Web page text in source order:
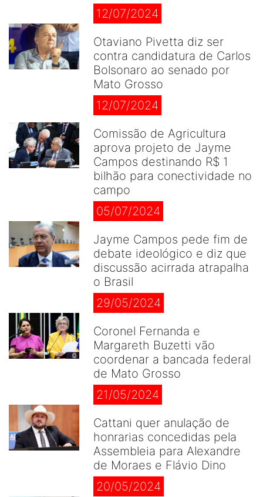
12/07/2024
Otaviano Pivetta diz ser
contra candidatura de Carlos
Bolsonaro ao senado por
Mato Grosso
12/07/2024
Comissão de Agricultura
aprova projeto de Jayme
Campos destinando R$ 1
bilhão para conectividade no
campo
05/07/2024
Jayme Campos pede fim de
debate ideológico e diz que
discussão acirrada atrapalha
o Brasil
29/05/2024
Coronel Fernanda e
Margareth Buzetti vão
coordenar a bancada federal
de Mato Grosso
21/05/2024
Cattani quer anulação de
honrarias concedidas pela
Assembleia para Alexandre
de Moraes e Flávio Dino
20/05/2024